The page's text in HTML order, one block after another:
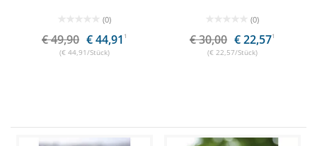
(0)
€ 49,90 € 44,91 1
(€ 44,91/Stück)
(0)
€ 30,00 € 22,571
(€ 22,57/Stück)